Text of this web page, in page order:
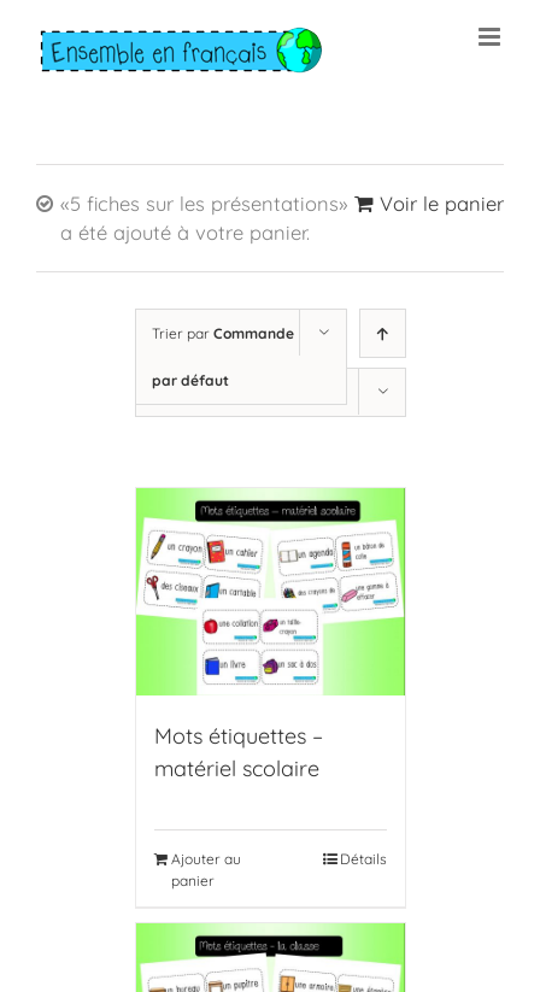
content
Voir le panier
«5 fiches sur les présentations»
a été ajouté à votre panier.
Trier par Commande
par défaut
Montrer
Mots étiquettes –
matériel scolaire
Ajouter au
panier
Détails